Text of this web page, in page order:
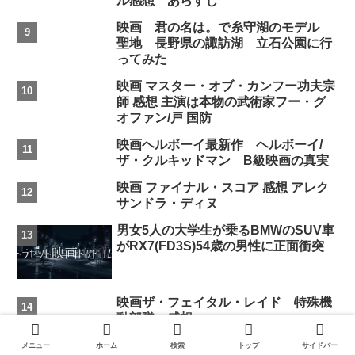
映画 君の名は。で糸守湖のモデル
聖地 長野県の諏訪湖 立石公園に行
ってみた
映画 マスター・オブ・カンフー功夫宗
師 感想 主演は本物の武術家フー・グ
オファン/戸 国防
映画ヘルボーイ最新作 ヘルボーイ/
ザ・クルキッドマン B級映画の真実
映画 ファイナル・スコア 感想 アレク
サンドラ・ディヌ
男女5人の大学生が乗るBMWのSUV車
がRX7(FD3S)54歳の男性に正面衝突
映画ザ・フェイタル・レイド 特殊機
動部隊 感想
映画ジュラシック・ワールド/炎の王
メニュー ホーム 検索 トップ サイドバー